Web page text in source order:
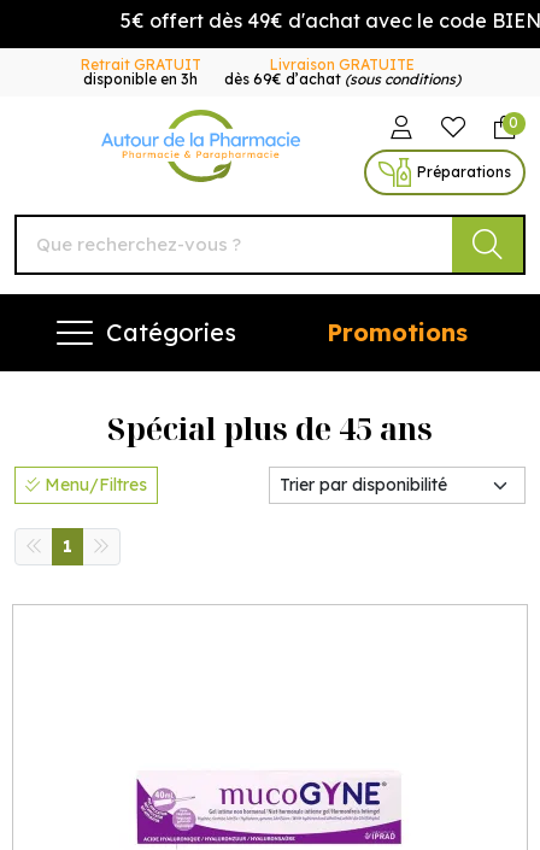
5€ offert dès 49€ d'achat avec le code
Retrait GRATUIT
disponible en 3h
Livraison GRATUITE
dès 69€ d’achat (sous conditions)
Autour de la Pharmacie
0
Préparations
Catégories Promotions
Spécial plus de 45 ans
Menu/Filtres
1